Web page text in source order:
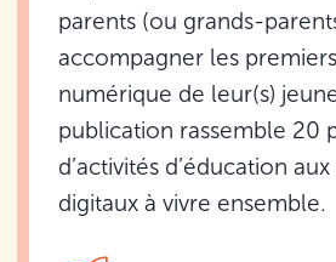
parents (ou grands-
accompagner les
numérique de leur(s)
publication rassemble 20
d’activités d’éducation
digitaux à vivre ensemble.